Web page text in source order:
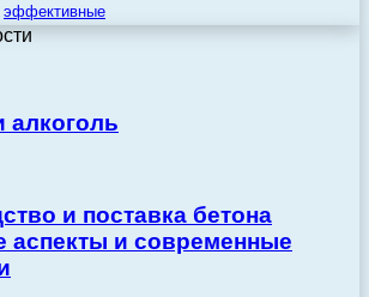
эффективные
алкоголь
и поставка бетона
аспекты и современные